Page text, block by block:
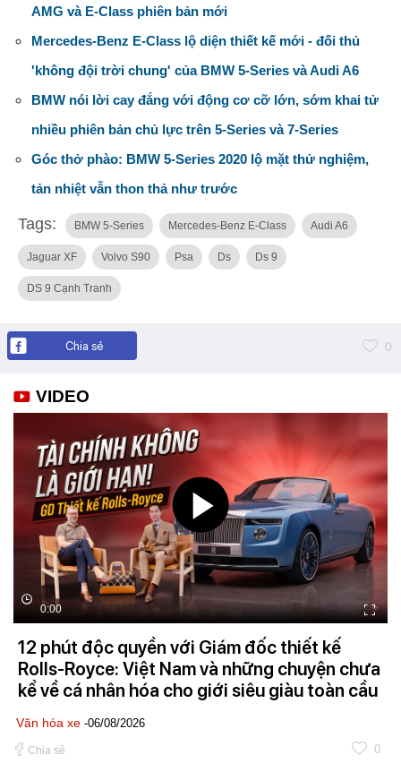
AMG và E-Class phiên bản mới
Mercedes-Benz E-Class lộ diện thiết kế mới - đối thủ
'không đội trời chung' của BMW 5-Series và Audi A6
BMW nói lời cay đắng với động cơ cỡ lớn, sớm khai tử
nhiều phiên bản chủ lực trên 5-Series và 7-Series
Góc thở phào: BMW 5-Series 2020 lộ mặt thử nghiệm,
tản nhiệt vẫn thon thả như trước
Tags: BMW 5-Series Mercedes-Benz E-Class Audi A6
Jaguar XF Volvo S90 Psa Ds Ds 9
DS 9 Cạnh Tranh
Chia sẻ 0
VIDEO
0:00
12 phút độc quyền với Giám đốc thiết kế
Rolls-Royce: Việt Nam và những chuyện chưa
kể về cá nhân hóa cho giới siêu giàu toàn cầu
Văn hóa xe -06/08/2026
Chia sẻ 0